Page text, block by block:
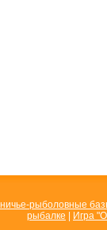
рыболовные
рыбалке
Игра